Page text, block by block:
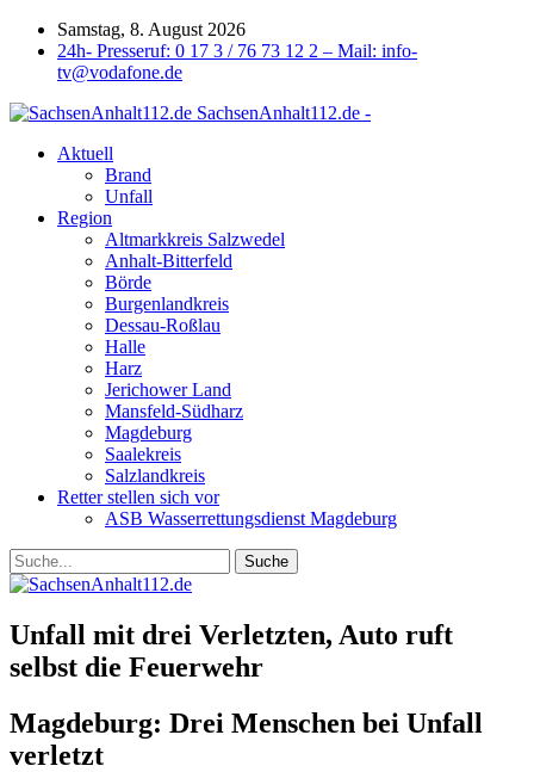
Samstag, 8. August 2026
24h- Presseruf: 0 17 3 / 76 73 12 2 – Mail: info-
tv@vodafone.de
SachsenAnhalt112.de -
Aktuell
Brand
Unfall
Region
Altmarkkreis Salzwedel
Anhalt-Bitterfeld
Börde
Burgenlandkreis
Dessau-Roßlau
Halle
Harz
Jerichower Land
Mansfeld-Südharz
Magdeburg
Saalekreis
Salzlandkreis
Retter stellen sich vor
ASB Wasserrettungsdienst Magdeburg
Unfall mit drei Verletzten, Auto ruft
selbst die Feuerwehr
Magdeburg: Drei Menschen bei Unfall
verletzt